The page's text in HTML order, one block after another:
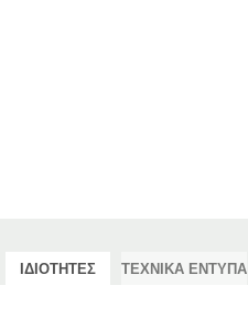
ΙΔΙΟΤΗΤΕΣ ΤΕΧΝΙΚΑ ΕΝΤΥΠΑ